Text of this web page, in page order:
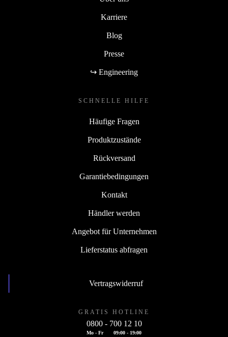
Karriere
Blog
Presse
↪ Engineering
SCHNELLE HILFE
Häufige Fragen
Produktzustände
Rückversand
Garantiebedingungen
Kontakt
Händler werden
Angebot für Unternehmen
Lieferstatus abfragen
Vertragswiderruf
GRATIS HOTLINE
0800 - 700 12 10
Mo - Fr 09:00 - 19:00